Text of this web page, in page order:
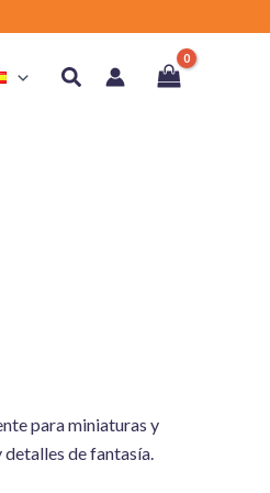
Buscar
para miniaturas y
de fantasía.